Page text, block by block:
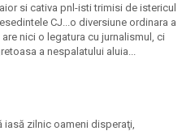
si cativa pnl-isti trimisi de istericul
CJ...o diversiune ordinara a
nici o legatura cu jurnalismul, ci
a nespalatului aluia...
iasă zilnic oameni disperaţi,